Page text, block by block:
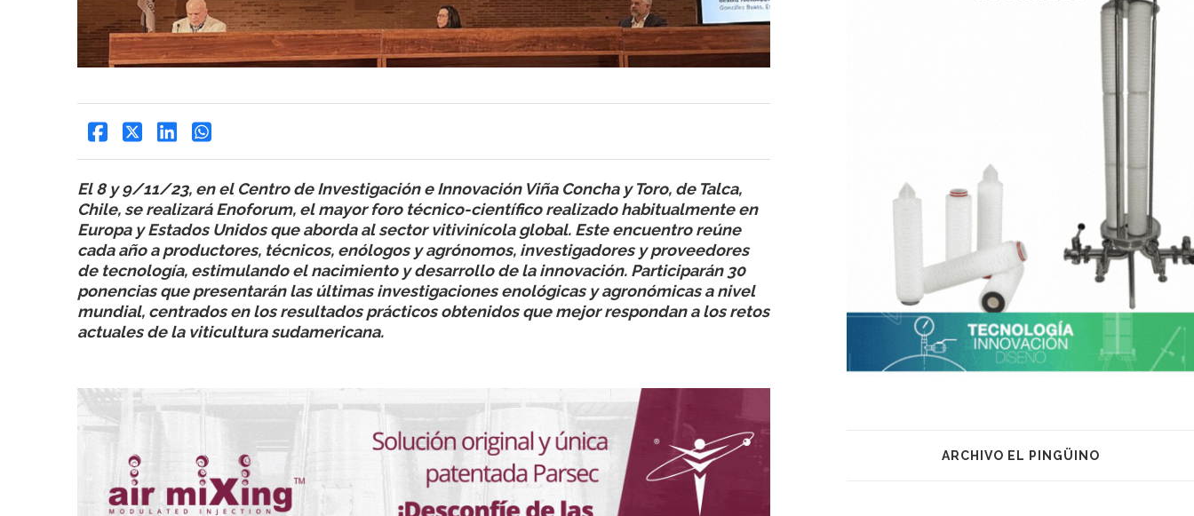
El 8 y 9/11/23, en el Centro de Investigación e Innovación Viña Concha y Toro, de Talca,
Chile, se realizará Enoforum, el mayor foro técnico-científico realizado habitualmente en
Europa y Estados Unidos que aborda al sector vitivinícola global. Este encuentro reúne
cada año a productores, técnicos, enólogos y agrónomos, investigadores y proveedores
de tecnología, estimulando el nacimiento y desarrollo de la innovación. Participarán 30
ponencias que presentarán las últimas investigaciones enológicas y agronómicas a nivel
mundial, centrados en los resultados prácticos obtenidos que mejor respondan a los retos
actuales de la viticultura sudamericana.
ARCHIVO EL PINGÜINO